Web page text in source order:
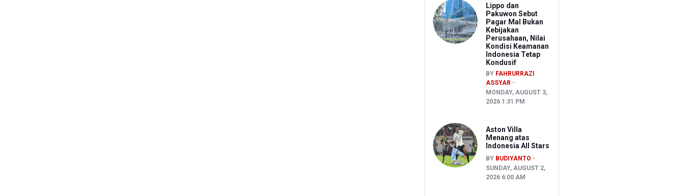
Lippo dan
Pakuwon Sebut
Pagar Mal Bukan
Kebijakan
Perusahaan, Nilai
Kondisi Keamanan
Indonesia Tetap
Kondusif
BY FAHRURRAZI
ASSYAR
MONDAY, AUGUST 3,
2026 1:31 PM
Aston Villa
Menang atas
Indonesia All Stars
BY BUDIYANTO
SUNDAY, AUGUST 2,
2026 6:00 AM